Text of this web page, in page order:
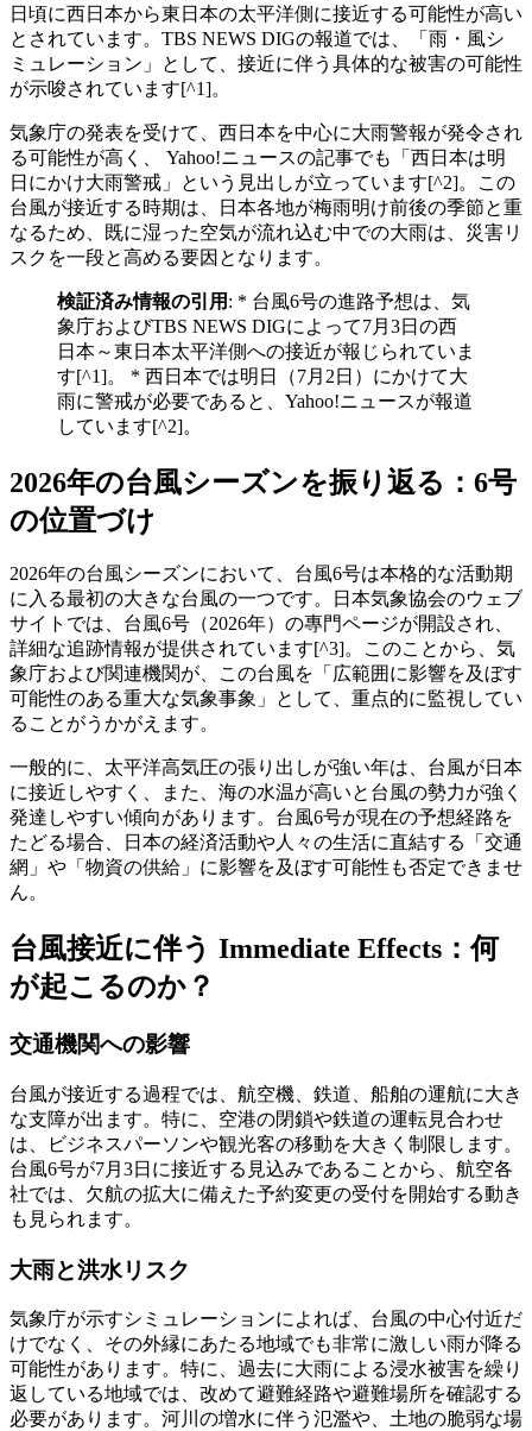
日頃に西日本から東日本の太平洋側に接近する可能性が高い
とされています。TBS NEWS DIGの報道では、「雨・風シ
ミュレーション」として、接近に伴う具体的な被害の可能性
が示唆されています[^1]。
気象庁の発表を受けて、西日本を中心に大雨警報が発令され
る可能性が高く、 Yahoo!ニュースの記事でも「西日本は明
日にかけ大雨警戒」という見出しが立っています[^2]。この
台風が接近する時期は、日本各地が梅雨明け前後の季節と重
なるため、既に湿った空気が流れ込む中での大雨は、災害リ
スクを一段と高める要因となります。
検証済み情報の引用 : * 台風6号の進路予想は、気
象庁およびTBS NEWS DIGによって7月3日の西
日本～東日本太平洋側への接近が報じられていま
す[^1]。 * 西日本では明日（7月2日）にかけて大
雨に警戒が必要であると、Yahoo!ニュースが報道
しています[^2]。
2026年の台風シーズンを振り返る：6号
の位置づけ
2026年の台風シーズンにおいて、台風6号は本格的な活動期
に入る最初の大きな台風の一つです。日本気象協会のウェブ
サイトでは、台風6号（2026年）の專門ページが開設され、
詳細な追跡情報が提供されています[^3]。このことから、気
象庁および関連機関が、この台風を「広範囲に影響を及ぼす
可能性のある重大な気象事象」として、重点的に監視してい
ることがうかがえます。
一般的に、太平洋高気圧の張り出しが強い年は、台風が日本
に接近しやすく、また、海の水温が高いと台風の勢力が強く
発達しやすい傾向があります。台風6号が現在の予想経路を
たどる場合、日本の経済活動や人々の生活に直結する「交通
網」や「物資の供給」に影響を及ぼす可能性も否定できませ
ん。
台風接近に伴う Immediate Effects：何
が起こるのか？
交通機関への影響
台風が接近する過程では、航空機、鉄道、船舶の運航に大き
な支障が出ます。特に、空港の閉鎖や鉄道の運転見合わせ
は、ビジネスパーソンや観光客の移動を大きく制限します。
台風6号が7月3日に接近する見込みであることから、航空各
社では、欠航の拡大に備えた予約変更の受付を開始する動き
も見られます。
大雨と洪水リスク
気象庁が示すシミュレーションによれば、台風の中心付近だ
けでなく、その外縁にあたる地域でも非常に激しい雨が降る
可能性があります。特に、過去に大雨による浸水被害を繰り
返している地域では、改めて避難経路や避難場所を確認する
必要があります。河川の増水に伴う氾濫や、土地の脆弱な場